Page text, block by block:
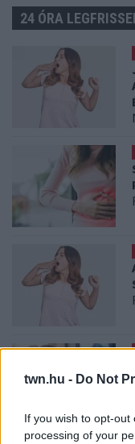
twn.hu - Do Not
If you wish to opt-
processing of your
24 ÓRA